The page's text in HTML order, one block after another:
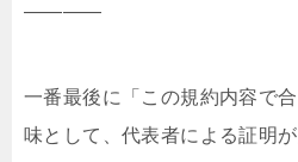
————
一番最後に「この規約内容で
味として、代表者による証明